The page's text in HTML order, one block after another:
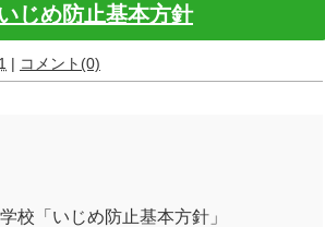
じめ防止基本方針
| コメント(0)
校「いじめ防止基本方針」